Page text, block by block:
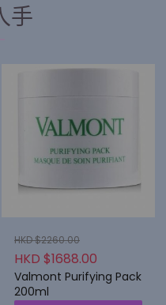
手
HKD $2260.00
HKD $1688.00
Valmont Purifying Pack
200ml